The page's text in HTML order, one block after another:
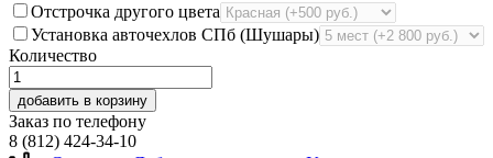
Отстрочка другого цвета
Установка авточехлов СПб (Шушары)
Количество
добавить в корзину
Заказ по телефону
8 (812) 424-34-10